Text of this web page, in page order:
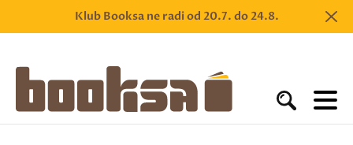
Klub Booksa ne radi od 20.7. do 24.8.